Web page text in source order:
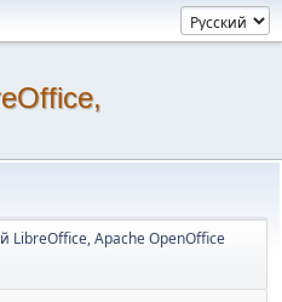
LibreOffice, Apache OpenOffice